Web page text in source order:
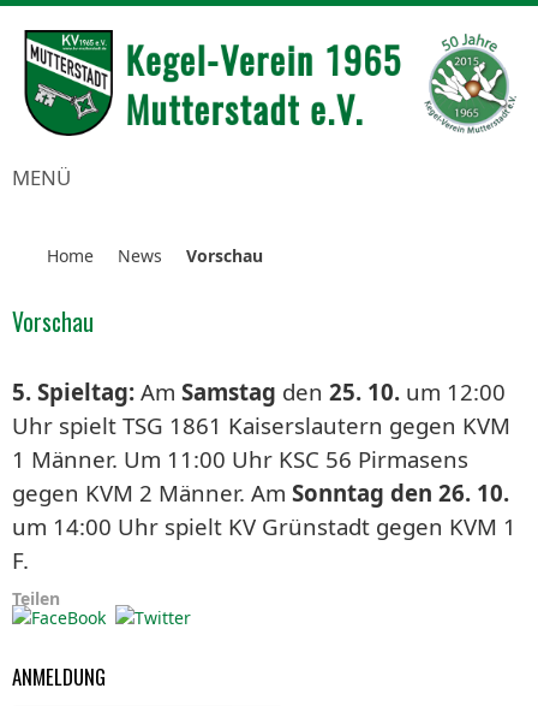
MENÜ
Home News Vorschau
Vorschau
5. Spieltag: Am Samstag den 25. 10. um 12:00
Uhr spielt TSG 1861 Kaiserslautern gegen KVM
1 Männer. Um 11:00 Uhr KSC 56 Pirmasens
gegen KVM 2 Männer. Am Sonntag den 26. 10.
um 14:00 Uhr spielt KV Grünstadt gegen KVM 1
F.
Teilen
ANMELDUNG